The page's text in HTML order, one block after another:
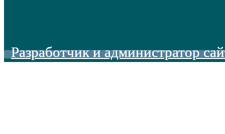
Разработчик и администратор